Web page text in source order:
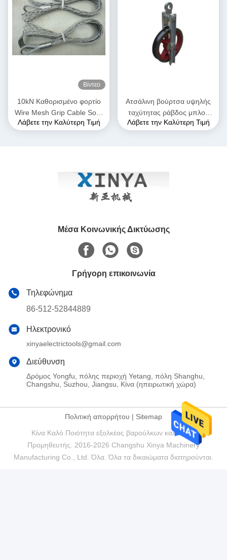
Βίντεο
10kN Καθορισμένο φορτίο
Wire Mesh Grip Cable Sock
2m μήκος για 10-25mm
Λάβετε την Καλύτερη Τιμή
Ατσάλινη βούρτσα υψηλής
ταχύτητας ράβδος μπλοκ
Προσαρμόσιμη OEM
Λάβετε την Καλύτερη Τιμή
Μέσα Κοινωνικής Δικτύωσης
Γρήγορη επικοινωνία
Τηλεφώνημα
86-512-52844889
Ηλεκτρονικό
xinyaelectrictools@gmail.com
Διεύθυνση
Δρόμος Yongfu, πόλης περιοχή Yetang, πόλη Shanghu,
Changshu, Suzhou, Jiangsu, Κίνα (ηπειρωτική χώρα)
Πολιτική απορρήτου | Sitemap
Κίνα Καλό Ποιότητα εξολκέας βαρούλκων καλωδίων
Προμηθευτής. 2016-2026 Changshu Xinya Machinery
Manufacturing Co., Ltd. Όλα. Όλα τα δικαιώματα διατηρούνται.